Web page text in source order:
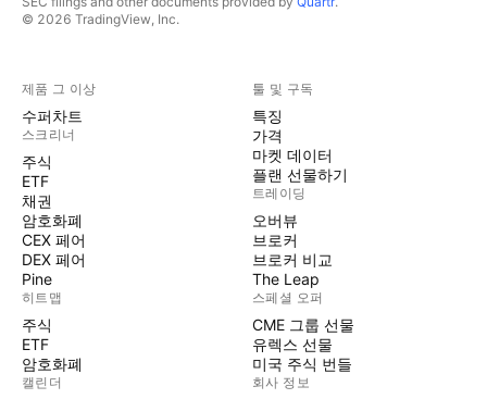
© 2026 TradingView, Inc.
제품 그 이상
수퍼차트
스크리너
주식
ETF
채권
암호화폐
CEX 페어
DEX 페어
Pine
히트맵
주식
ETF
암호화폐
캘린더
툴 및 구독
특징
가격
마켓 데이터
플랜 선물하기
트레이딩
오버뷰
브로커
브로커 비교
The Leap
스페셜 오퍼
CME 그룹 선물
유렉스 선물
미국 주식 번들
회사 정보